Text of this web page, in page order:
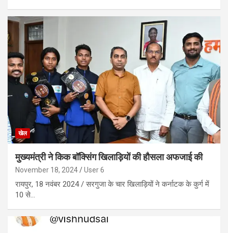
खेल
मुख्यमंत्री ने किक बॉक्सिंग खिलाड़ियों की हौसला अफजाई की
November 18, 2024 User 6
रायपुर, 18 नवंबर 2024 / सरगुजा के चार खिलाड़ियों ने कर्नाटक के कुर्ग में
10 से…